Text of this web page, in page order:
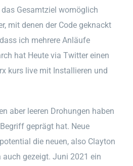
Gesamtziel womöglich
mit denen der Code geknackt
ich mehrere Anläufe
hat Heute via Twitter einen
kurs live mit Installieren und
aber leeren Drohungen haben
geprägt hat. Neue
die neuen, also Clayton
auch gezeigt. Juni 2021 ein